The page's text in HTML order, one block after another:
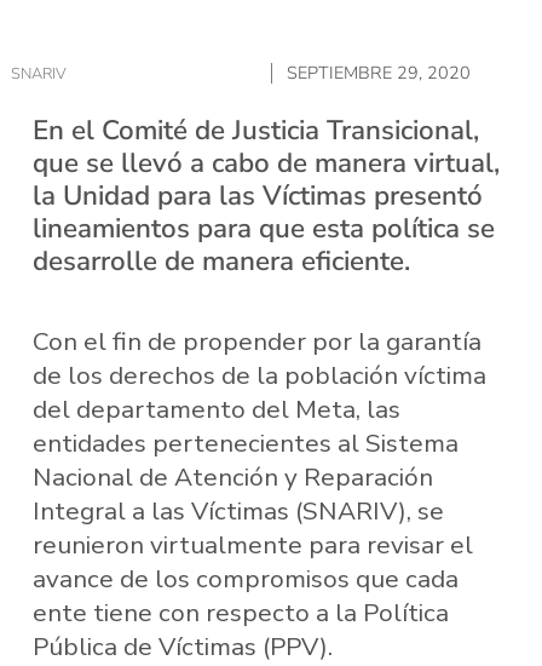
SNARIV SEPTIEMBRE 29, 2020
En el Comité de Justicia Transicional,
que se llevó a cabo de manera virtual,
la Unidad para las Víctimas presentó
lineamientos para que esta política se
desarrolle de manera eficiente.
Con el fin de propender por la garantía
de los derechos de la población víctima
del departamento del Meta, las
entidades pertenecientes al Sistema
Nacional de Atención y Reparación
Integral a las Víctimas (SNARIV), se
reunieron virtualmente para revisar el
avance de los compromisos que cada
ente tiene con respecto a la Política
Pública de Víctimas (PPV).